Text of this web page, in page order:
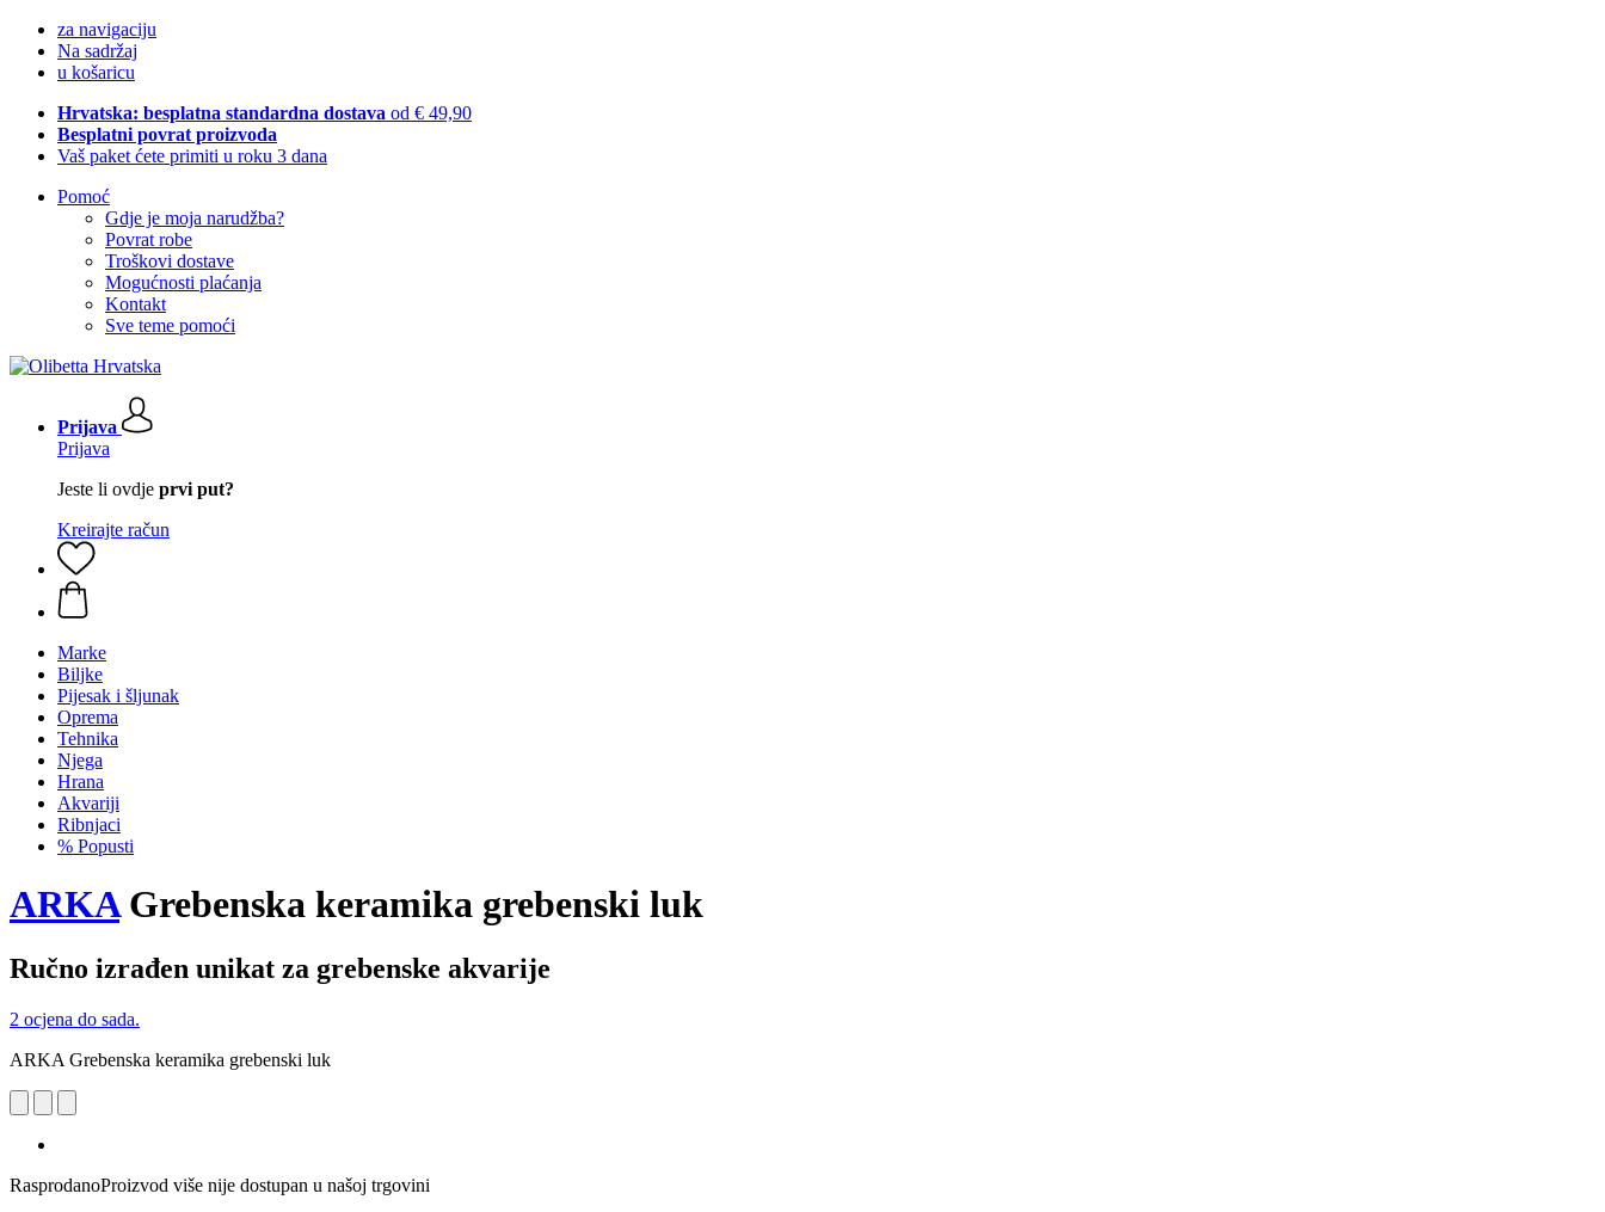
za navigaciju
Na sadržaj
u košaricu
Hrvatska: besplatna standardna dostava od € 49,90
Besplatni povrat proizvoda
Vaš paket ćete primiti u roku 3 dana
Pomoć
Gdje je moja narudžba?
Povrat robe
Troškovi dostave
Mogućnosti plaćanja
Kontakt
Sve teme pomoći
Prijava
Prijava
Jeste li ovdje prvi put?
Kreirajte račun
Marke
Biljke
Pijesak i šljunak
Oprema
Tehnika
Njega
Hrana
Akvariji
Ribnjaci
% Popusti
ARKAGrebenska keramika grebenski luk
Ručno izrađen unikat za grebenske akvarije
2 ocjena do sada.
ARKA Grebenska keramika grebenski luk
RasprodanoProizvod više nije dostupan u našoj trgovini